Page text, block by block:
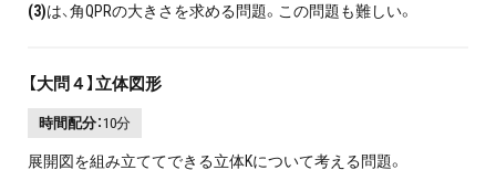
(3)は、角QPRの大きさを求める問題。この問題も難しい。
【大問４】立体図形
時間配分：10分
展開図を組み立ててできる立体Kについて考える問題。